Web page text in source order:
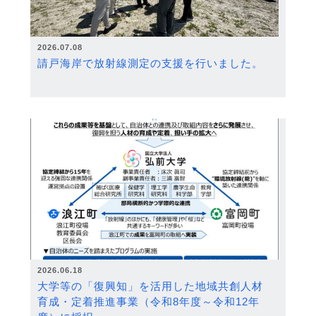
2026.07.08
請戸海岸で放射線測定の支援を行いました。
2026.06.18
大学等の「復興知」を活用した地域共創人材
育成・定着推進事業（令和8年度～令和12年